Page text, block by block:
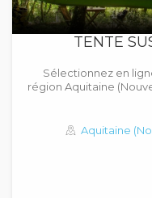
TENTE
Sélectionnez en
région Aquitaine
Aquitaine